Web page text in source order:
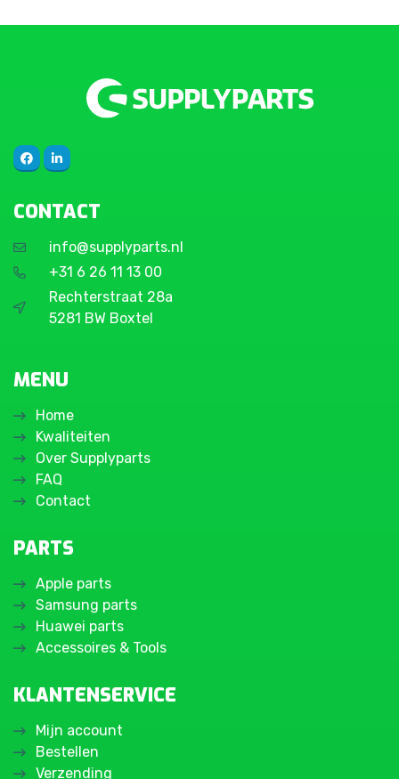
CONTACT
info@supplyparts.nl
+31 6 26 11 13 00
Rechterstraat 28a
5281 BW Boxtel
MENU
Home
Kwaliteiten
Over Supplyparts
FAQ
Contact
PARTS
Apple parts
Samsung parts
Huawei parts
Accessoires & Tools
KLANTENSERVICE
Mijn account
Bestellen
Verzending